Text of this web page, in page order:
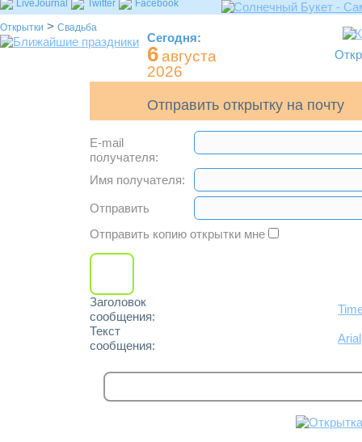
LiveJournal Twitter Facebook
Открытки > Свадьба
Сегодня:
6августа
2026
Отправить открытку на почту
E-mail
получателя:
Имя получателя:
Отправить
Отправить копию открытки мне
Заголовок
сообщения:
Текст
сообщения:
Arial